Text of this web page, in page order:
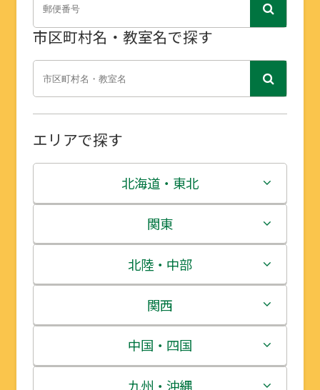
市区町村名・教室名で探す
エリアで探す
北海道・東北
北海道
青森県
岩手県
宮城県
秋田県
関東
茨城県
栃木県
群馬県
埼玉県
北陸・中部
新潟県
富山県
石川県
関西
三重県
滋賀県
中国・四国
鳥取県
九州・沖縄